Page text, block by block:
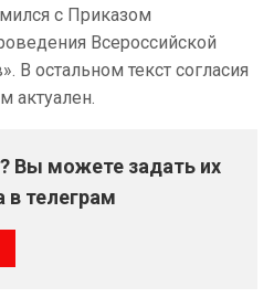
с Приказом
Всероссийской
остальном текст согласия
актуален.
Вы можете задать их
в телеграм